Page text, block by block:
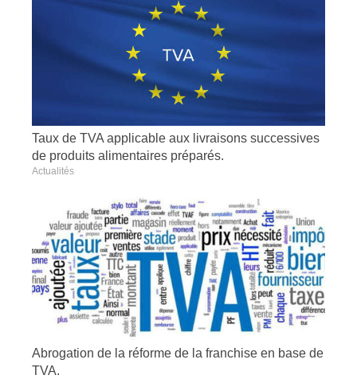
Taux de TVA applicable aux livraisons successives
de produits alimentaires préparés.
Actualités
Abrogation de la réforme de la franchise en base de
TVA.